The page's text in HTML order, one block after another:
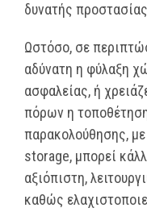
δυνατής
Ωστόσο, σε
αδύνατη η φύλαξη
ασφαλείας, ή
πόρων η
παρακολούθησης,
storage, μπορεί
αξιόπιστη,
καθώς